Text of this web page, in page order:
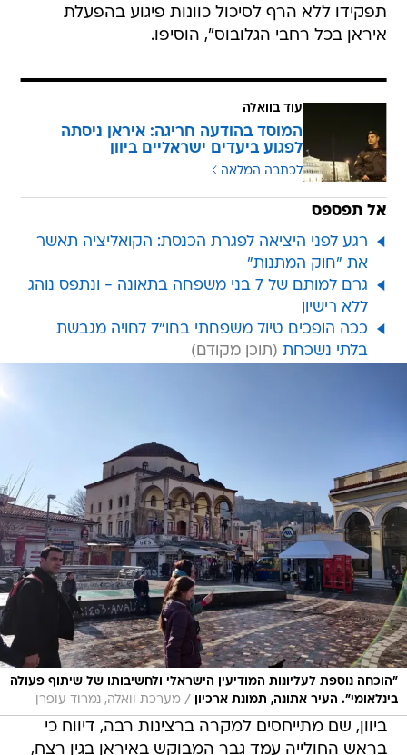
תפקידו ללא הרף לסיכול כוונות פיגוע בהפעלת
איראן בכל רחבי הגלובוס", הוסיפו.
עוד בוואלה
המוסד בהודעה חריגה: איראן ניסתה
לפגוע ביעדים ישראליים ביוון
לכתבה המלאה
אל תפספס
רגע לפני היציאה לפגרת הכנסת: הקואליציה תאשר
את "חוק המתנות"
גרם למותם של 7 בני משפחה בתאונה - ונתפס נוהג
ללא רישיון
ככה הופכים טיול משפחתי בחו"ל לחויה מגבשת
בלתי נשכחת
"הוכחה נוספת לעליונות המודיעין הישראלי ולחשיבותו של שיתוף פעולה
בינלאומי". העיר אתונה, תמונת ארכיון
/ מערכת וואלה, נמרוד עופרן
ביוון, שם מתייחסים למקרה ברצינות רבה, דיווח כי
בראש החולייה עמד גבר המבוקש באיראן בגין רצח,